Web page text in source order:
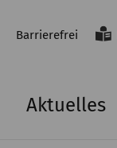
Barrierefrei
Aktuelles